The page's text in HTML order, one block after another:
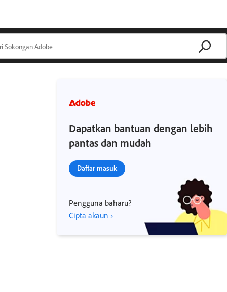
Dapatkan bantuan dengan lebih
pantas dan mudah
Daftar masuk
Pengguna baharu?
Cipta akaun ›